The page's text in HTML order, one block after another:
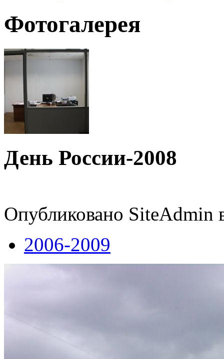
Фотогалерея
День России-2008
Опубликовано SiteAdmin
2006-2009